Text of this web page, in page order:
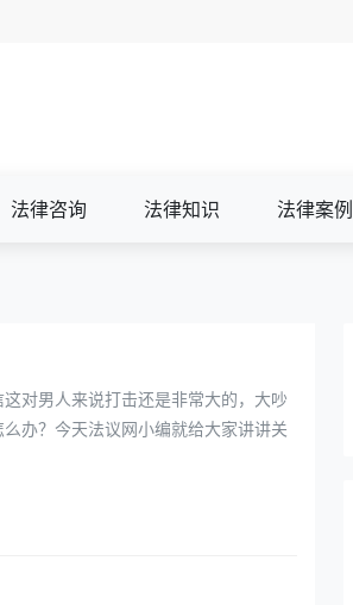
法律咨询 法律知识 法律案例
对男人来说打击还是非常大的，大吵
办？今天法议网小编就给大家讲讲关